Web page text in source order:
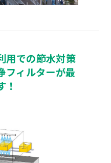
用での節水対策
フィルターが最
！